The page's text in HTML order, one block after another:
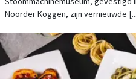
Noorder Koggen, zijn vernieuwde